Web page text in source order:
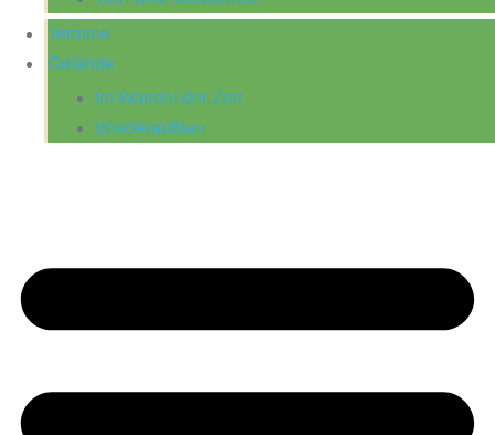
Termine
Gelände
Im Wandel der Zeit
Wiederaufbau